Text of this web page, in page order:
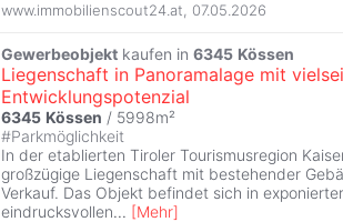
www.immobilienscout24.at, 07.05.2026
Gewerbeobjekt kaufen in 6345 Kössen
Liegenschaft in Panoramalage mit
Entwicklungspotenzial
6345 Kössen / 5998m²
#Parkmöglichkeit
In der etablierten Tiroler Tourismusregion
großzügige Liegenschaft mit bestehender
Verkauf. Das Objekt befindet sich in
eindrucksvollen... [Mehr]